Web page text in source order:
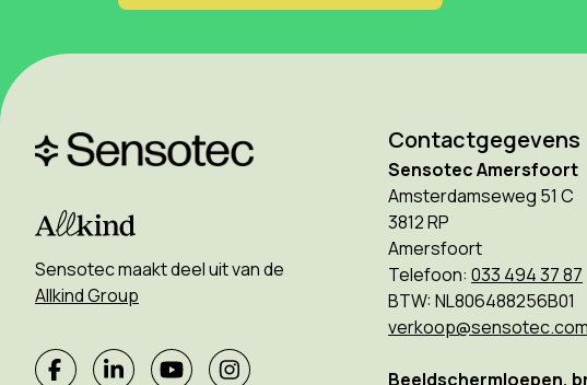
Sensotec maakt deel uit van de
Allkind Group
Contactgegevens
Sensotec Amersfoort
Amsterdamseweg 51 C
3812 RP
Amersfoort
Telefoon: 033 494 37 87
BTW: NL806488256B01
verkoop@sensotec.com
Beeldschermloepen,